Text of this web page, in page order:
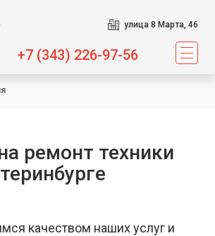
улица 8 Марта, 46
+7 (343) 226-97-56
ремонт техники
качеством наших услуг и